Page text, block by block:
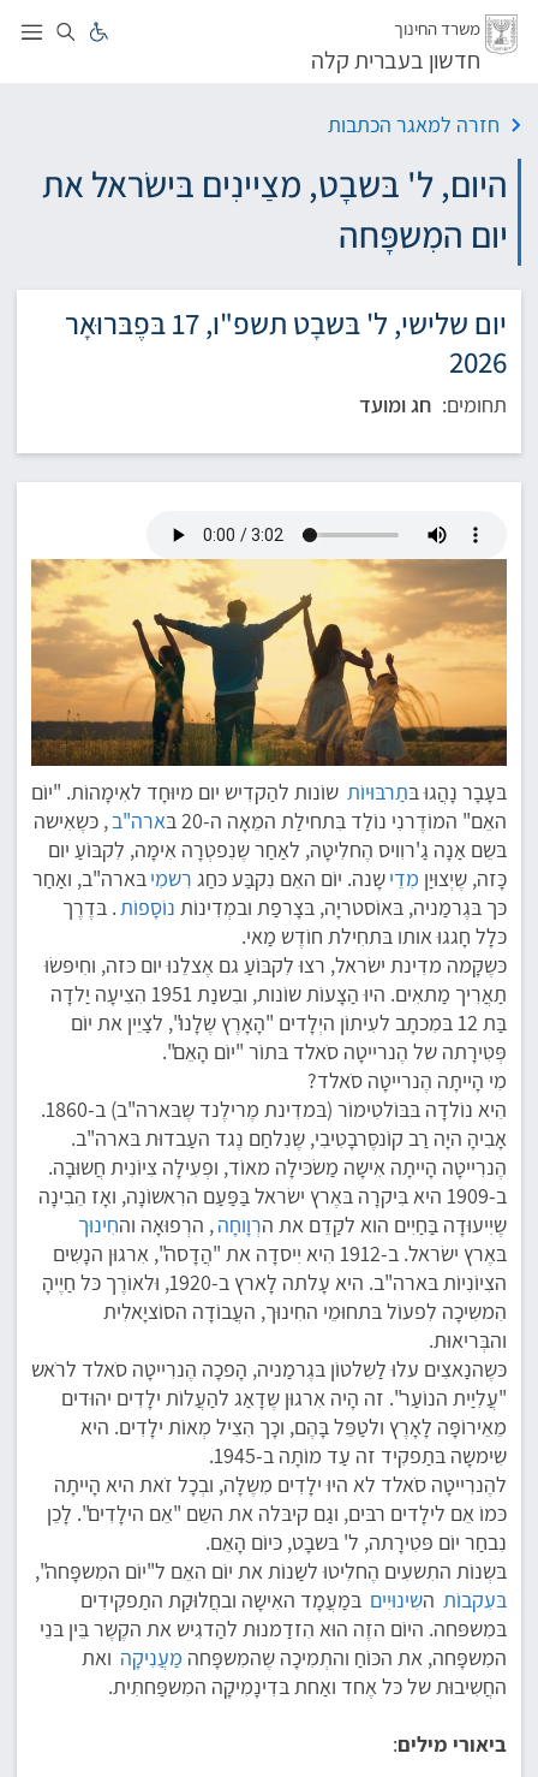
דלג
משרד החינוך
חדשון בעברית קלה
חזרה למאגר הכתבות
היום, ל' בּשבָט, מצַיינִים בּישׂראל את
יום המִשפָּחה
יום שלישי, ל' בּשבָט תשפ"ו, 17 בּפֶבּרוּאָר
2026
תחומים: חג ומועד
בּעָבָר נָהֲגוּ בּתַרבּוּיוֹת שוֹנות להַקדִיש יום מיוּחָד לאִימָהוֹת. "יוֹם
האֵם" המוֹדֶרנִי נוֹלַד בִּתחילַת המֵאָה ה-20 בּ
ארה"ב, כּשֶאִישה
בּשֵם אַנָה גַ'רוִויס הֶחלִיטָה, לאַחַר שֶנִפטְרָה אִימָה, לִקבּוֹעַ יום
כָּזה, שֶיְצוּיַן מִדֵישָנה. יוֹם האֵם נִקבַּע כּחַג רִשמִיבּארה"ב, ואַחַר
כּך בּגֶרמַניה, בּאוֹסטריָה, בּצָרפַת ובמְדִינוֹת נוֹסָפוֹת. בּדֶרֶך
כּלָל חָגגוּ אותו בּתחִילת חוֹדֶש מַאי.
כּשֶקָמה מדִינת ישׂראל, רצוּ לִקבּוֹעַ גם אֶצלֵנוּ יום כּזה, וחִיפּשׂוּ
תַאֲרִיך מַתאִים. היוּ הַצָעוֹת שוֹנות, ובִשנַת 1951 הִצִיעָה יַלדָה
בַּת 12 בּמִכתָב לעִיתוֹן היְלָדים "הָאָרֶץ שֶלָנוּ", לצַיֵין את יוֹם
פְּטִירָתה של הֶנרייטָה סֹאלד בּתוֹר "יוֹם הָאֵם".
מִי הָייתָה הֶנרייטָה סֹאלד?
הִיא נוֹלדָה בּבּוֹלטִימוֹר (בּמדִינת מֶרילֶנד שֶבּארה"ב) ב-1860.
אָבִיהָ היָה רַב קוֹנסֶרבָטִיבִי, שֶנִלחַם נֶגד העַבדוּת בּארה"ב.
הֶנרִייטָה הָייתָה אִישָה מַשׂכּילָה מאוֹד, ופְעִילָה צִיוֹנִית חֲשוּבָה.
ב-1909 היא בִּיקרָה בּאֶרץ ישׂראל בַּפַּעַם הרִאשוֹנָה, ואָז הֵבִינָה
שֶיִיעוּדָה בַּחַיִים הוא לקַדֵם את הרְוָוחָה, הרְפוּאָה והחִינוּך
בּאֶרץ ישׂראל. ב-1912 הִיא יִיסדָה את "הֲדָסה", אִרגוּן הנָשִים
הצִיוֹנִיוֹת בּארה"ב. היא עָלתה לָארץ ב-1920, וּלאוֹרֶך כּל חַיֶיהָ
הִמשִיכָה לִפעוֹל בּתחוּמֵי החִינוּך, העֲבוֹדָה הסוֹציָאלִית
והבְּריאוּת.
כּשֶהנַאצִים עלוּ לַשִלטוֹן בּגֶרמַניה, הָפכָה הֶנרִייטָה סֹאלד לרֹאש
"עֲלִיַית הנוֹעַר". זה הָיה אִרגוּן שֶדָאַג להַעֲלוֹת ילָדִים יהוּדים
מֵאֵירוֹפָּה לָאָרֶץ ולטַפֵּל בָּהֶם, וכָך הִצִיל מְאוֹת ילָדִים. היא
שִימשָה בּתַפקִיד זה עַד מוֹתָה ב-1945.
להֶנרִייטָה סֹאלד לא היוּ ילָדִים מִשֶלָה, ובְכָל זֹאת היא הָייתָה
כּמוֹ אֵם לילָדים רבּים, וגַם קיבּלה את השֵם "אֵם הילָדִים". לָכֵן
נִבחַר יוֹם פּטִירָתה, ל' בּשבָט, כּיוֹם הָאֵם.
בּשְנוֹת התִשעִים הֶחלִיטוּ לשַנוֹת את יוֹם האֵם ל"יוֹם המִשפָּחה",
בּעִקבוֹת השִינוּיִים בּמַעֲמָד האִישָה ובחֲלוּקַת התַפקִידִים
בּמִשפּחה. היוֹם הזֶה הוּא הִזדַמנוּת להַדגִיש את הקֶשֶר בֵּין בּנֵי
המִשפָּחה, את הכּוֹחַ והתְמִיכָה שֶהמִשפָּחה מַעֲנִיקָה ואת
החֲשִיבוּת של כּל אֶחד ואַחת בּדִינָמִיקָה המִשפַּחתִית.
ביאורי מילים: